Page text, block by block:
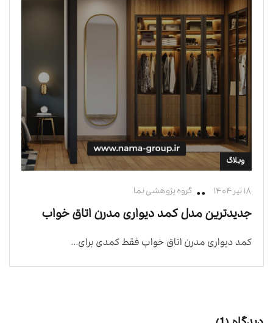
وبلاگ
۱۸ تیر ۱۴۰۴ گروه پژوهشی نما
جدیدترین مدل کمد دیواری مدرن اتاق خواب
کمد دیواری مدرن اتاق خواب فقط کمدی برای...